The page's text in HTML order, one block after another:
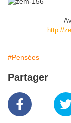
http://
#Pensées
Partager